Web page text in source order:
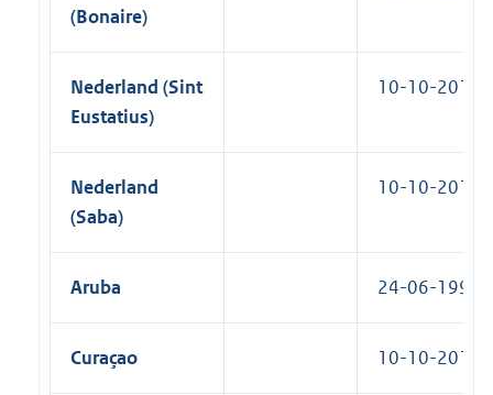
(Bonaire)
Nederland (Sint
Eustatius)
10-10-2010
Nederland
(Saba)
10-10-2010
Aruba 24-06-1994
Curaçao 10-10-2010